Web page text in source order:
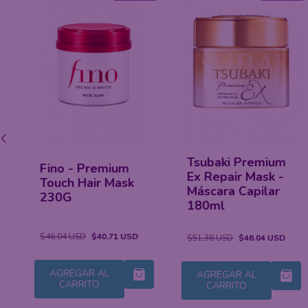
Tsubaki Premium
Ex Repair Mask -
Máscara Capilar
180ml
$51.38 USD $46.04 USD
AGREGAR AL
CARRITO
Fino Premium
Touch - Óleo
Capilar 70ml
$37.15 USD $33.60 USD
AGREGAR AL
CARRITO